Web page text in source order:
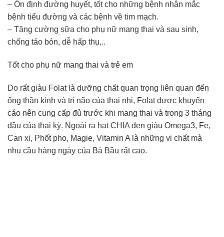
– Ổn định đường huyết, tốt cho những bệnh nhân mắc
bệnh tiểu đường và các bệnh về tim mạch.
– Tăng cường sữa cho phụ nữ mang thai và sau sinh,
chống táo bón, dễ hấp thụ,..
Tốt cho phụ nữ mang thai và trẻ em
Do rất giàu Folat là dưỡng chất quan trọng liên quan đến
ống thần kinh và trí não của thai nhi, Folat được khuyến
cáo nên cung cấp đủ trước khi mang thai và trong 3 tháng
đầu của thai kỳ. Ngoài ra hạt CHIA đen giàu Omega3, Fe,
Can xi, Phốt pho, Magie, Vitamin A là những vi chất mà
nhu cầu hàng ngày của Bà Bầu rất cao.